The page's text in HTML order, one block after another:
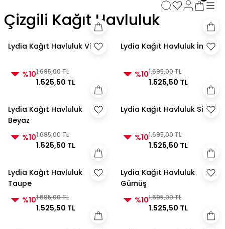
3000 TL ve Üzeri Alışverişlerde Kargo Bedava! 2
3000 TL ve Üzeri Alışverişlerde Kargo Bedava!
3000 TL ve Üzeri Alışverişlerde Kargo Bedava!
Çizgili Kağıt Havluluk
Lydia Kağıt Havluluk Vizon
%101.695,00 TL
1.525,50 TL
Lydia Kağıt Havluluk İnci
%101.695,00 TL
1.525,50 TL
Lydia Kağıt Havluluk
Beyaz
%101.695,00 TL
1.525,50 TL
Lydia Kağıt Havluluk Siyah
%101.695,00 TL
1.525,50 TL
Lydia Kağıt Havluluk
Taupe
%101.695,00 TL
1.525,50 TL
Lydia Kağıt Havluluk
Gümüş
%101.695,00 TL
1.525,50 TL